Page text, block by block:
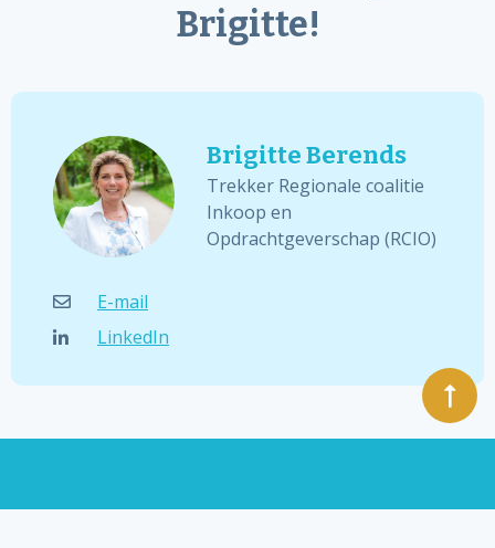
Brigitte!
Brigitte Berends
Trekker Regionale coalitie
Inkoop en
Opdrachtgeverschap (RCIO)
E-mail
LinkedIn